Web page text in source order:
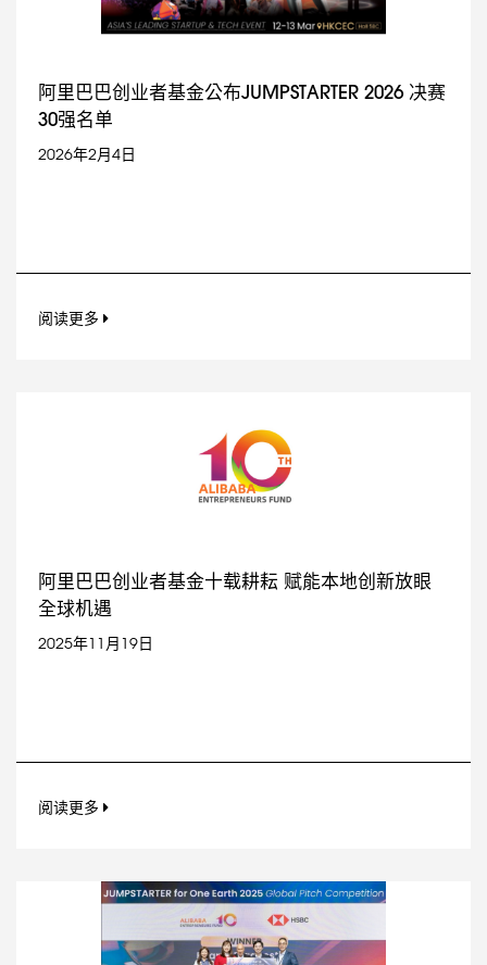
阿里巴巴创业者基金公布JUMPSTARTER 2026 决赛
30强名单
2026年2月4日
阅读更多
阿里巴巴创业者基金十载耕耘 赋能本地创新放眼
全球机遇
2025年11月19日
阅读更多